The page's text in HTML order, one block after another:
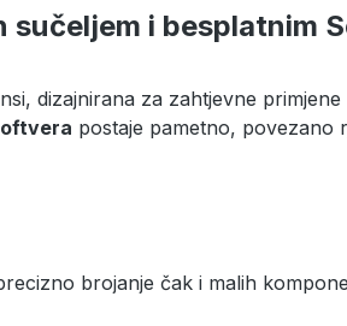
i besplatnim
dizajnirana za zahtjevne
postaje pametno, povezano
brojanje čak i malih